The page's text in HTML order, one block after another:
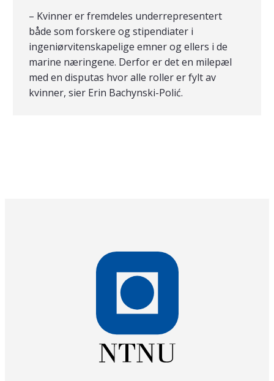
– Kvinner er fremdeles underrepresentert
både som forskere og stipendiater i
ingeniørvitenskapelige emner og ellers i de
marine næringene. Derfor er det en milepæl
med en disputas hvor alle roller er fylt av
kvinner, sier Erin Bachynski-Polić.